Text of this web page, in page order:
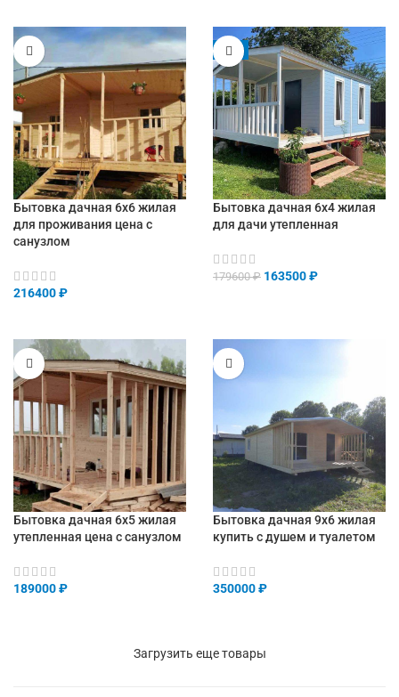
Бытовка дачная 6х6 жилая
для проживания цена с
санузлом
216400₽
-9%
Бытовка дачная 6х4 жилая
для дачи утепленная
179600₽ 163500₽
Бытовка дачная 6х5 жилая
утепленная цена с санузлом
189000₽
Бытовка дачная 9х6 жилая
купить с душем и туалетом
350000₽
Загрузить еще товары